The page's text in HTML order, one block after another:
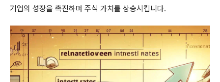
기업의 성장을 촉진하며 주식 가치를 상승시킵니다.